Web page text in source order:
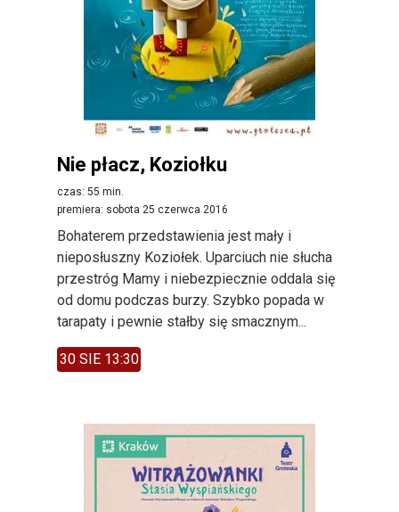
Nie płacz, Koziołku
czas: 55 min.
premiera: sobota 25 czerwca 2016
Bohaterem przedstawienia jest mały i
nieposłuszny Koziołek. Uparciuch nie słucha
przestróg Mamy i niebezpiecznie oddala się
od domu podczas burzy. Szybko popada w
tarapaty i pewnie stałby się smacznym...
30 SIE 13:30